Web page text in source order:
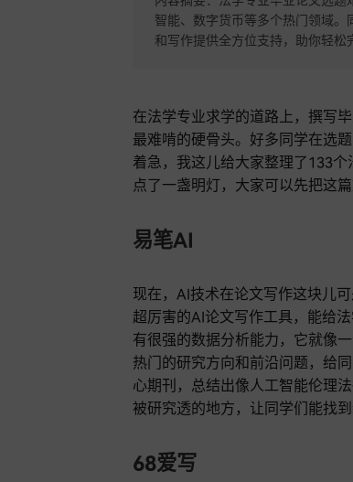
智能、数字货币等多个热门领域
和写作提供全方位支持，助你轻松
在法学专业求学的道路上，撰写
最难啃的硬骨头。好多同学在选
着急，我这儿给大家整理了133
点了一盏明灯，大家可以先把这
易笔AI
现在，AI技术在论文写作这块儿
超厉害的AI论文写作工具，能给
有很强的数据分析能力，它就像
热门的研究方向和前沿问题，给
心期刊，总结出像人工智能伦理
被研究透的地方，让同学们能找
68爱写